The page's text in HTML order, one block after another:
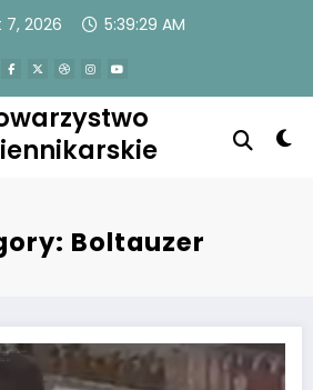
7, 2026 5:39:30 AM
Boltauzer
perfumy na lotnisku. Pojawiło się nagranie